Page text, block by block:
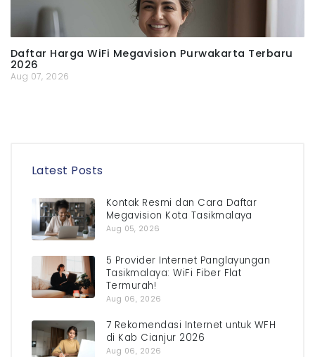
Daftar Harga WiFi Megavision Purwakarta Terbaru
2026
Aug 07, 2026
Latest Posts
Kontak Resmi dan Cara Daftar
Megavision Kota Tasikmalaya
Aug 05, 2026
5 Provider Internet Panglayungan
Tasikmalaya: WiFi Fiber Flat
Termurah!
Aug 06, 2026
7 Rekomendasi Internet untuk WFH
di Kab Cianjur 2026
Aug 06, 2026